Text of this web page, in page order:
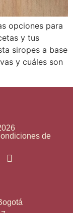
opciones para
y tus
siropes a base
y cuáles son
de